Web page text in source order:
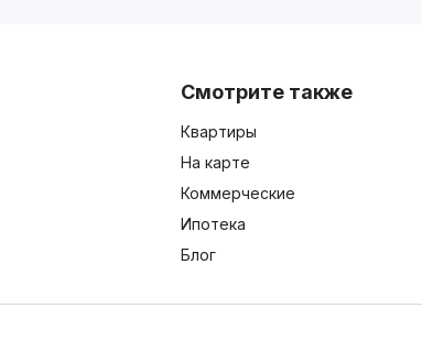
Смотрите также
Квартиры
На карте
Коммерческие
Ипотека
Блог